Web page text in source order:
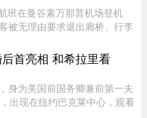
班在曼谷素万那普机场登机
被无理由要求退出廊桥、行李
安保人员做出歧视性“拉眼
目前， ...
首亮相 和希拉里看
身为美国前国务卿兼前第一夫
出现在纽约巴克莱中心，观看